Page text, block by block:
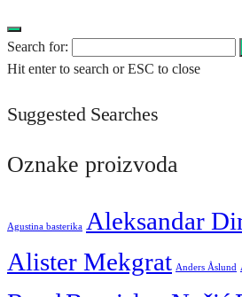
Search for:
Hit enter to search or ESC to close
Suggested Searches
Oznake proizvoda
Agustina basterika Aleksandar
Alister Mekgrat Anders Åslund